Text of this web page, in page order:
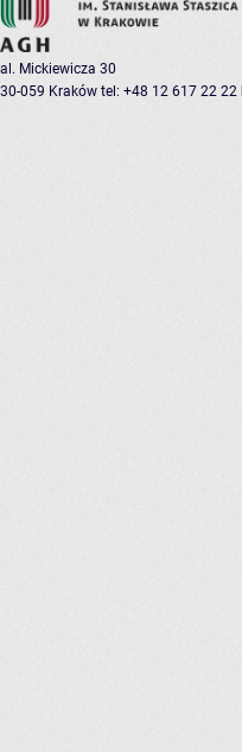
al. Mickiewicza 30
30-059 Kraków tel: +48 12 617 22 22